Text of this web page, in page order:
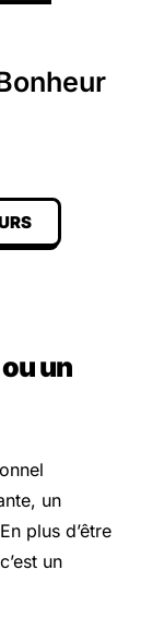
un
un
plus d’être
un